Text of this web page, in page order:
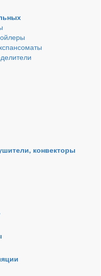
конвекторы